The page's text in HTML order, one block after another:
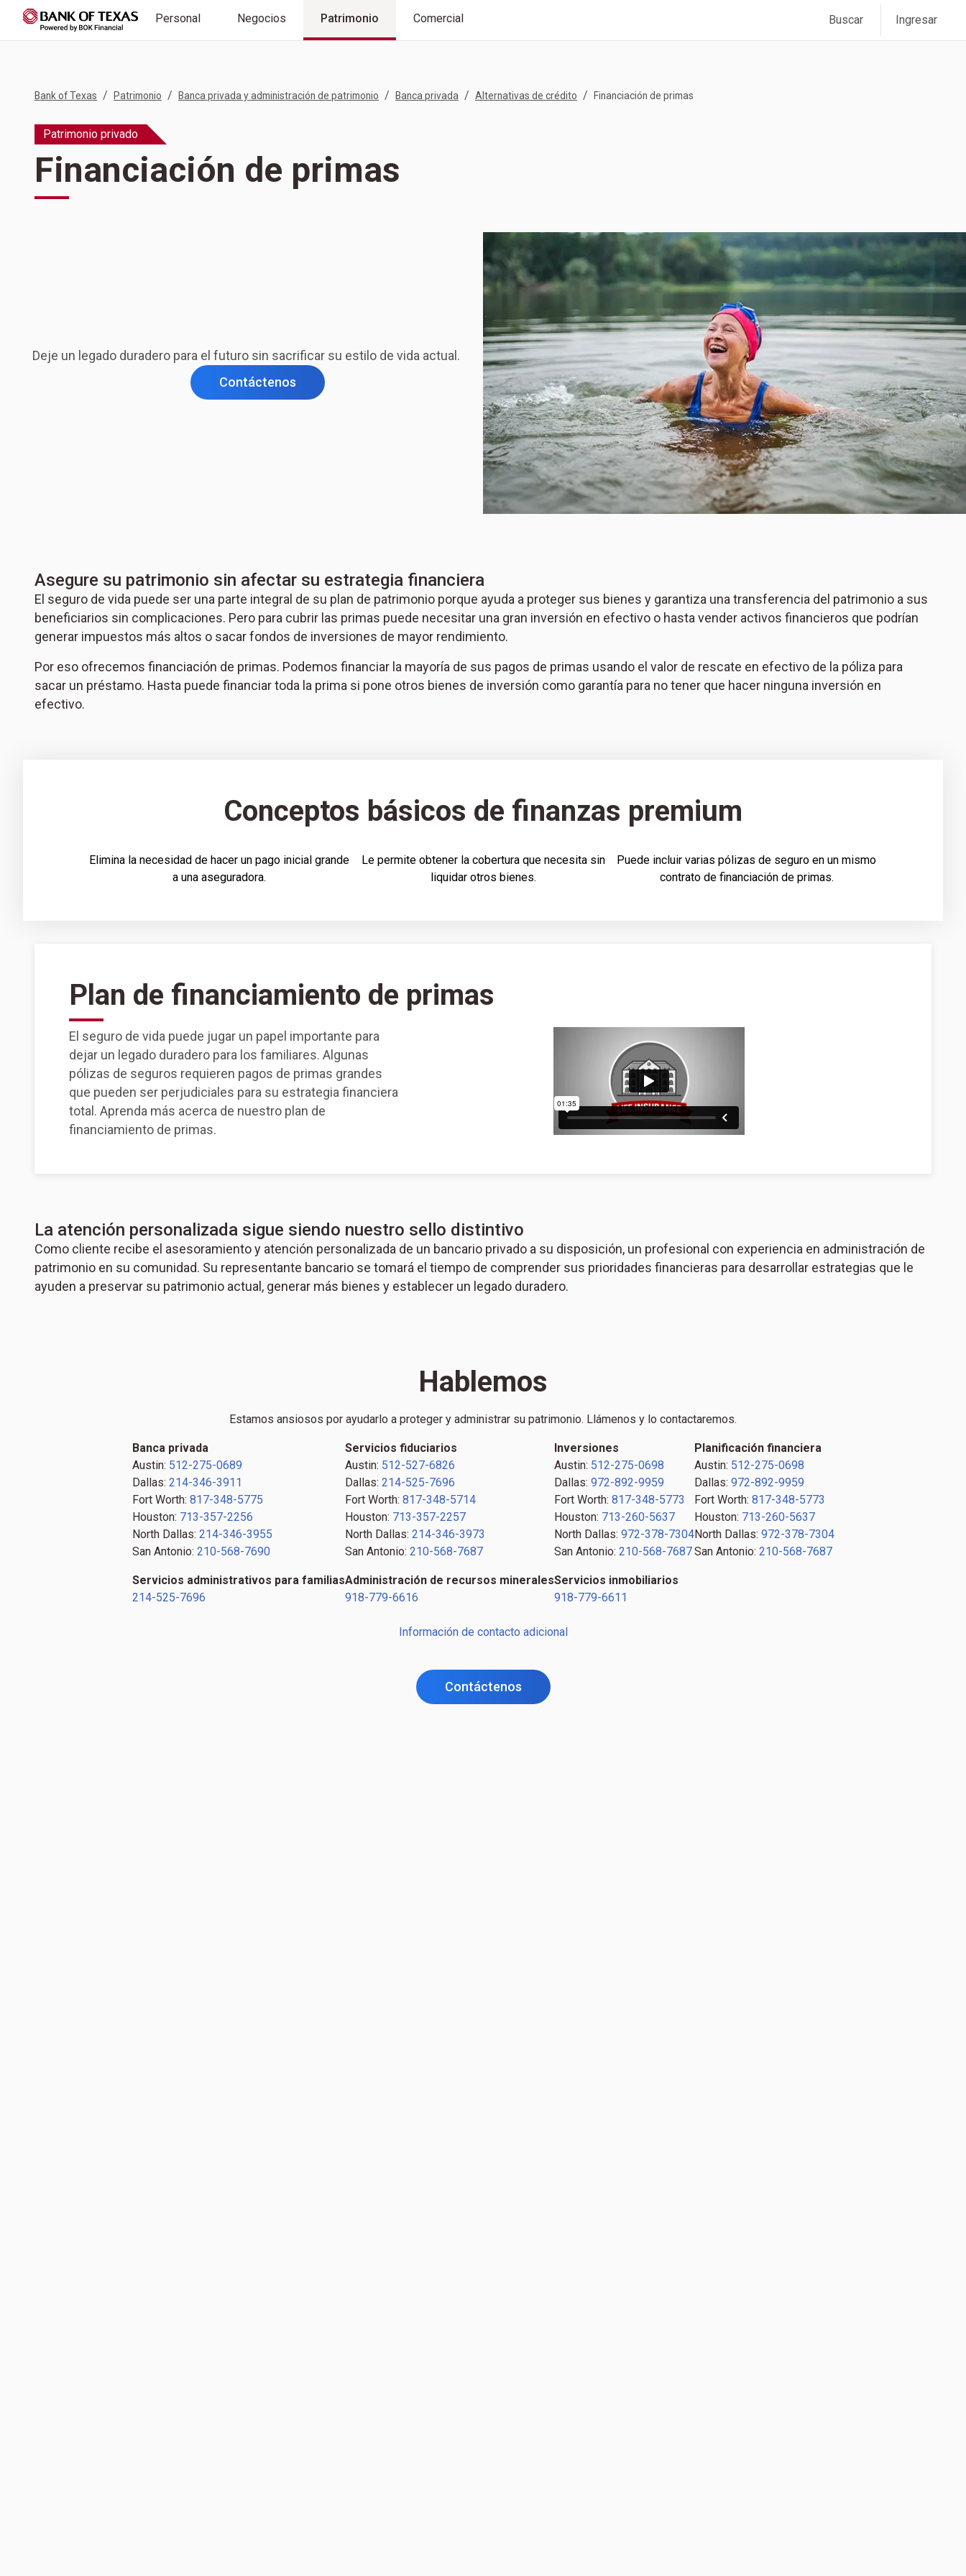
Personal Negocios Patrimonio Comercial Buscar Ingresar
Bank of Texas / Patrimonio / Banca privada y administración de patrimonio / Banca privada / Alternativas de crédito / Financiación de primas
Patrimonio privado
Financiación de primas
Deje un legado duradero para el futuro sin sacrificar su estilo de vida actual.
Contáctenos
Asegure su patrimonio sin afectar su estrategia financiera
El seguro de vida puede ser una parte integral de su plan de patrimonio porque ayuda a proteger sus bienes y garantiza una transferencia del patrimonio a sus
beneficiarios sin complicaciones. Pero para cubrir las primas puede necesitar una gran inversión en efectivo o hasta vender activos financieros que podrían
generar impuestos más altos o sacar fondos de inversiones de mayor rendimiento.
Por eso ofrecemos financiación de primas. Podemos financiar la mayoría de sus pagos de primas usando el valor de rescate en efectivo de la póliza para
sacar un préstamo. Hasta puede financiar toda la prima si pone otros bienes de inversión como garantía para no tener que hacer ninguna inversión en
efectivo.
Conceptos básicos de finanzas premium
Elimina la necesidad de hacer un pago inicial grande
a una aseguradora.
Le permite obtener la cobertura que necesita sin
liquidar otros bienes.
Puede incluir varias pólizas de seguro en un mismo
contrato de financiación de primas.
Plan de financiamiento de primas
El seguro de vida puede jugar un papel importante para
dejar un legado duradero para los familiares. Algunas
pólizas de seguros requieren pagos de primas grandes
que pueden ser perjudiciales para su estrategia financiera
total. Aprenda más acerca de nuestro plan de
financiamiento de primas.
La atención personalizada sigue siendo nuestro sello distintivo
Como cliente recibe el asesoramiento y atención personalizada de un bancario privado a su disposición, un profesional con experiencia en administración de
patrimonio en su comunidad. Su representante bancario se tomará el tiempo de comprender sus prioridades financieras para desarrollar estrategias que le
ayuden a preservar su patrimonio actual, generar más bienes y establecer un legado duradero.
Hablemos
Estamos ansiosos por ayudarlo a proteger y administrar su patrimonio. Llámenos y lo contactaremos.
Banca privada
Austin: 512-275-0689
Dallas: 214-346-3911
Fort Worth: 817-348-5775
Houston: 713-357-2256
North Dallas: 214-346-3955
San Antonio: 210-568-7690
Servicios administrativos para familias
214-525-7696
Servicios fiduciarios
Austin: 512-527-6826
Dallas: 214-525-7696
Fort Worth: 817-348-5714
Houston: 713-357-2257
North Dallas: 214-346-3973
San Antonio: 210-568-7687
Administración de recursos minerales
918-779-6616
Inversiones
Austin: 512-275-0698
Dallas: 972-892-9959
Fort Worth: 817-348-5773
Houston: 713-260-5637
North Dallas: 972-378-7304
San Antonio: 210-568-7687
Servicios inmobiliarios
918-779-6611
Planificación financiera
Austin: 512-275-0698
Dallas: 972-892-9959
Fort Worth: 817-348-5773
Houston: 713-260-5637
North Dallas: 972-378-7304
San Antonio: 210-568-7687
Información de contacto adicional
Contáctenos